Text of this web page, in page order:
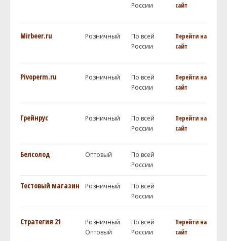
России
сайт
Mirbeer.ru Розничный
По всей
России
Перейти на
сайт
Pivoperm.ru Розничный
По всей
России
Перейти на
сайт
Грейнрус Розничный
По всей
России
Перейти на
сайт
Белсолод Оптовый
По всей
России
Тестовый магазин Розничный
По всей
России
Стратегия 21
Розничный
Оптовый
По всей
России
Перейти на
сайт